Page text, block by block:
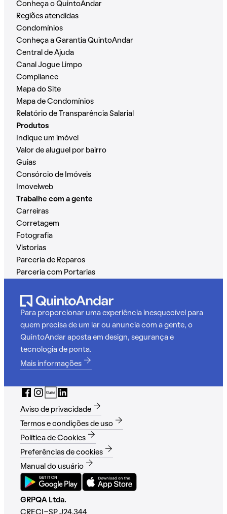
Conheça o QuintoAndar
Regiões atendidas
Condomínios
Conheça a Garantia QuintoAndar
Central de Ajuda
Canal Jogue Limpo
Compliance
Mapa do Site
Mapa de Condomínios
Relatório de Transparência Salarial
Produtos
Indique um imóvel
Valor de aluguel por bairro
Guias
Consórcio de Imóveis
Imovelweb
Trabalhe com a gente
Carreiras
Corretagem
Fotografia
Vistorias
Parceria de Reparos
Parceria com Portarias
Para proporcionar uma experiência inesquecível para
quem precisa de um lar ou anuncia com a gente, o
QuintoAndar aposta em design, segurança e
tecnologia de ponta.
Mais informações
Aviso de privacidade
Termos e condições de uso
Política de Cookies
Preferências de cookies
Manual do usuário
GRPQA Ltda.